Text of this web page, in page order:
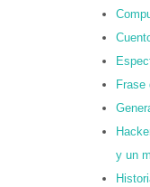
Frase
y un